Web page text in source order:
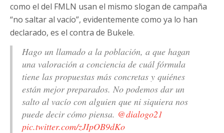
como el del FMLN usan el mismo slogan de campaña
“no saltar al vacío”, evidentemente como ya lo han
declarado, es el contra de Bukele.
Hago un llamado a la población, a que hagan
una valoración a conciencia de cuál fórmula
tiene las propuestas más concretas y quiénes
están mejor preparados. No podemos dar un
salto al vacío con alguien que ni siquiera nos
puede decir cómo piensa. @dialogo21
pic.twitter.com/zJIpOB9dKo